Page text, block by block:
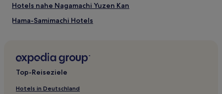
Hotels nahe Nagamachi Yuzen Kan
Hama-Samimachi Hotels
Hotels nahe Wakura Showa Museum
Top-Reiseziele
Hotels in Deutschland